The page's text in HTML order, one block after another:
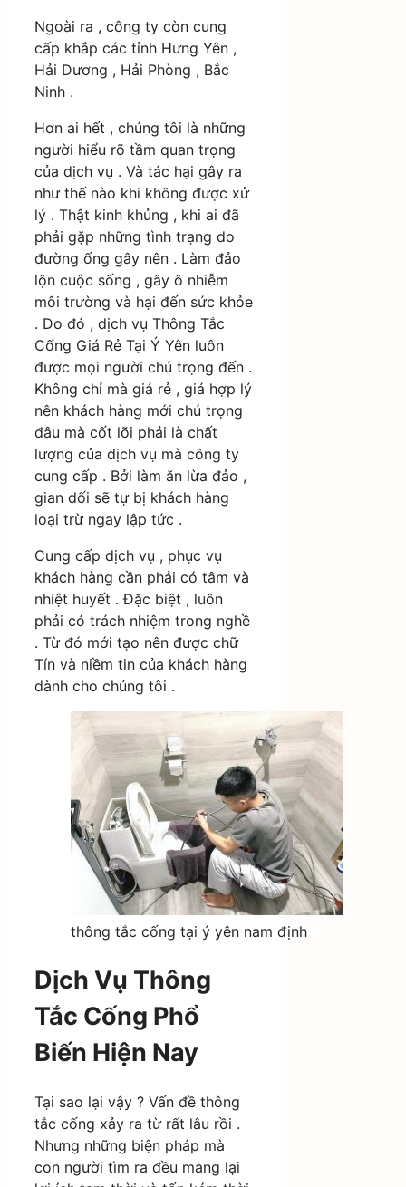
Ngoài ra , công ty còn cung
cấp khắp các tỉnh Hưng Yên ,
Hải Dương , Hải Phòng , Bắc
Ninh .
Hơn ai hết , chúng tôi là những
người hiểu rõ tầm quan trọng
của dịch vụ . Và tác hại gây ra
như thế nào khi không được xử
lý . Thật kinh khủng , khi ai đã
phải gặp những tình trạng do
đường ống gây nên . Làm đảo
lộn cuộc sống , gây ô nhiễm
môi trường và hại đến sức khỏe
. Do đó , dịch vụ Thông Tắc
Cống Giá Rẻ Tại Ý Yên luôn
được mọi người chú trọng đến .
Không chỉ mà giá rẻ , giá hợp lý
nên khách hàng mới chú trọng
đâu mà cốt lõi phải là chất
lượng của dịch vụ mà công ty
cung cấp . Bởi làm ăn lừa đảo ,
gian dối sẽ tự bị khách hàng
loại trừ ngay lập tức .
Cung cấp dịch vụ , phục vụ
khách hàng cần phải có tâm và
nhiệt huyết . Đặc biệt , luôn
phải có trách nhiệm trong nghề
. Từ đó mới tạo nên được chữ
Tín và niềm tin của khách hàng
dành cho chúng tôi .
thông tắc cống tại ý yên nam định
Dịch Vụ Thông
Tắc Cống Phổ
Biến Hiện Nay
Tại sao lại vậy ? Vấn đề thông
tắc cống xảy ra từ rất lâu rồi .
Nhưng những biện pháp mà
con người tìm ra đều mang lại